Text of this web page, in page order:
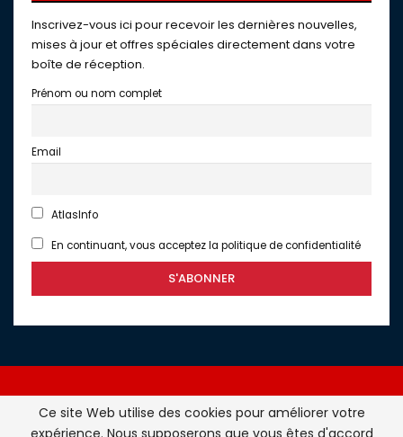
Inscrivez-vous ici pour recevoir les dernières nouvelles,
mises à jour et offres spéciales directement dans votre
boîte de réception.
Prénom ou nom complet
Email
AtlasInfo
En continuant, vous acceptez la politique de confidentialité
Ce site Web utilise des cookies pour améliorer votre
expérience. Nous supposerons que vous êtes d'accord